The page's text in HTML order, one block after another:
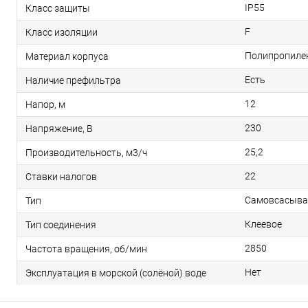
Класс защиты IP55
Класс изоляции F
Материал корпуса
Наличие префильтра Есть
Напор, м 12
Напряжение, В 230
Производительность, м3/ч 25,2
Ставки налогов 22
Тип
Тип соединения Клеевое
Частота вращения, об/мин 2850
Эксплуатация в морской (солёной) воде Нет